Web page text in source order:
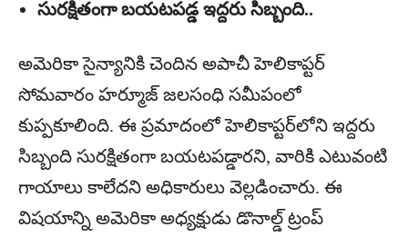
సురక్షితంగా బయటపడ్డ ఇద్దరు సిబ్బంది..
అమెరికా సైన్యానికి చెందిన అపాచీ హెలికాప్టర్
సోమవారం హర్మూజ్ జలసంధి సమీపంలో
కుప్పకూలింది. ఈ ప్రమాదంలో హెలికాప్టర్‌లోని ఇద్దరు
సిబ్బంది సురక్షితంగా బయటపడ్డారని, వారికి ఎటువంటి
గాయాలు కాలేదని అధికారులు వెల్లడించారు. ఈ
విషయాన్ని అమెరికా అధ్యక్షుడు డొనాల్డ్ ట్రంప్